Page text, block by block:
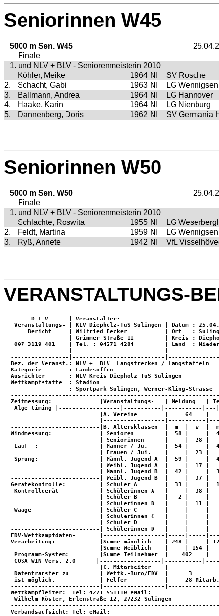
Seniorinnen W45
5000 m Sen. W45
Finale
1. und NLV + BLV - Seniorenmeisterin 2010
Köhler, Meike
1964 NI
SV Rosche
2.
Schacht, Gabi 1963 NI
LG Wennigsen
3.
Ballmann, Andrea 1964 NI
LG Hannover
4.
Haake, Karin 1964 NI
LG Nienburg
5.
Dannenberg, Doris 1962 NI SV Germania
Seniorinnen W50
5000 m Sen. W50
Finale
1. und NLV + BLV - Seniorenmeisterin 2010
Schlachte, Roswita
1955 NI
LG
2.
Feldt, Martina 1959 NI
LG Wennigsen
3.
Ryß, Annete 1942 NI VfL
VERANSTALTUNGS-
D L V      |
Veranstaltungs- | KLV Diepholz-TuS Sulingen | Datum
Bericht     | Wilfried Becker           | Ort
| Grimmer Straße 11         | Kreis :
007 3119 401    | Tel. : 04271 4284         | Land  :
-----------------|---------------------------
Bez. der Veranst.: NLV +  BLV  Langstrecken /
Kategorie        :
Ausrichter       : NLV Kreis Diepholz
Wettkampfstätte  :
: Sportpark Sulingen, Werner-
Zeitmessung:              |Veranstaltungs-   | Meldung   |
   Alge timing |------------------|-----------|-----------|---|
|A. Vereine        |     64    |
|------------------|-----------
--------------------------|B. Altersklassen  |  m  |  w  |
Windmessung:              | Senioren         |  58 |     |
| Seniorinnen      |     |  28 |
Lauf  :                  | Männer / Ju.     |  54 |     |
| Frauen / Jui.    |     |  23 |
Sprung:                  | Männl. Jugend A  |  59 |     |
| Weibl. Jugend A  |     |  17 |
| Männl. Jugend B  |  42 |     |
--------------------------| Weibl. Jugend B  |     |  37 |
Gerätekontrolle:          | Schüler A        |  33 |     |
Kontrollgerät            | Schülerinnen A   |     |  38 |
| Schüler B        |   2 |     |
| Schülerinnen B   |     |  11 |
Waage                    | Schüler C        |     |     |
| Schülerinnen C   |     |     |
| Schüler D        |     |     |
--------------------------| Schülerinnen D   |     |     |
EDV-Wettkampfdaten-       |------------------|-----|-----
Verarbeitung:             |Summe männlich    | 248 |     |
|Summe Weiblich    |     | 154 |
Programm-System:         |Summe Teilnehmer  |    402    |
COSA WIN Vers. 2.0      |------------------|-----------
|C. Mitarbeiter    |
Datentransfer zu         | Wettk.-Büro/EDV  |      3
ist möglich.             | Helfer           |     28
--------------------------|------------------
Wettkampfleiter:  Tel: 4271 951110
Wilhelm Köster, Erlenstraße 12, 27232
  Verbandsaufsicht: Tel: eMail: